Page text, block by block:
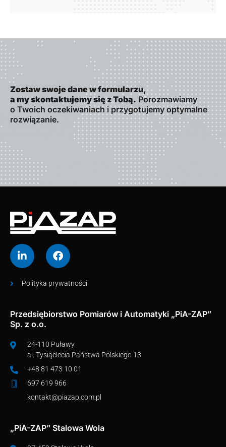
Zostaw swoje dane w formularzu,
a my skontaktujemy się z Tobą. Porozmawiamy
o Twoich oczekiwaniach i przygotujemy optymalne
rozwiązanie.
Polityka prywatności
Przedsiębiorstwo Pomiarów i Automatyki „PiA-ZAP”
Sp. z o.o.
24-110 Puławy
al. Tysiąclecia Państwa Polskiego 13
+48 81 473 10 01
697 619 966
kontakt@piazap.com.pl
„PiA-ZAP” Stalowa Wola